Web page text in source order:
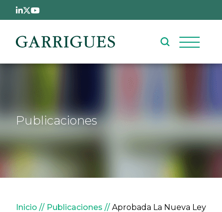
Pasar al contenido principal
Publicaciones
Inicio Publicaciones
Aprobada La Nueva Ley